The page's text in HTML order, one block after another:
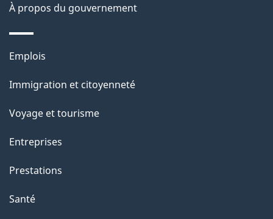
p
a
À propos du gouvernement
Thèmes
sujets
Emplois
Immigration et citoyenneté
Voyage et tourisme
Entreprises
Prestations
Santé